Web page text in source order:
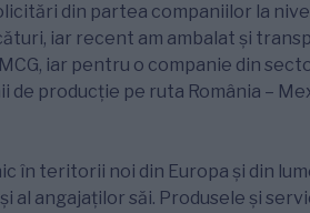
din partea companiilor la
iar recent am ambalat și
iar pentru o companie din
producție pe ruta România –
în teritorii noi din Europa și din
angajaților săi. Produsele și